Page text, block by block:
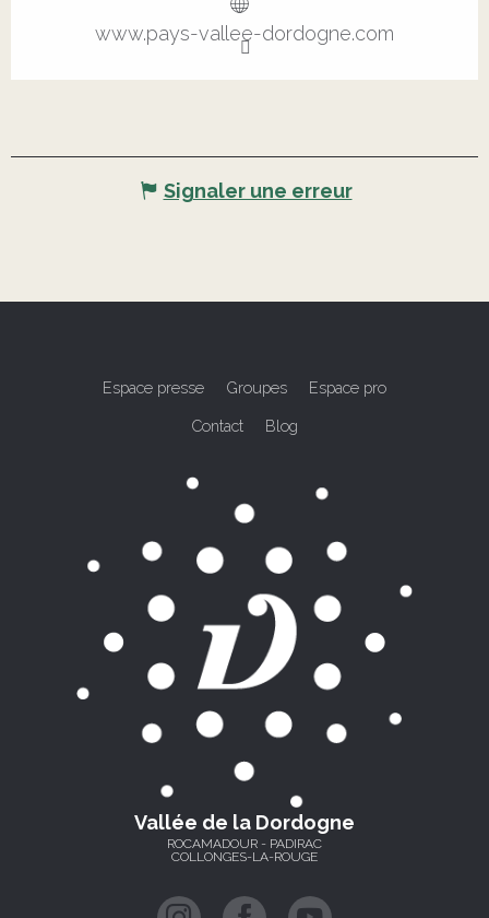
www.pays-vallee-dordogne.com
Signaler une erreur
Espace presse Groupes Espace pro
Contact Blog
Vallée de la Dordogne
ROCAMADOUR - PADIRAC
COLLONGES-LA-ROUGE